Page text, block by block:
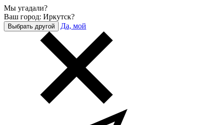
Мы угадали?
Ваш город: Иркутск?
Выбрать другой Да, мой